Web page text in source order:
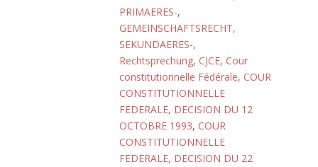
PRIMAERES-,
GEMEINSCHAFTSRECHT,
SEKUNDAERES-,
Rechtsprechung, CJCE, Cour
constitutionnelle Fédérale, COUR
CONSTITUTIONNELLE
FEDERALE, DECISION DU 12
OCTOBRE 1993, COUR
CONSTITUTIONNELLE
FEDERALE, DECISION DU 22